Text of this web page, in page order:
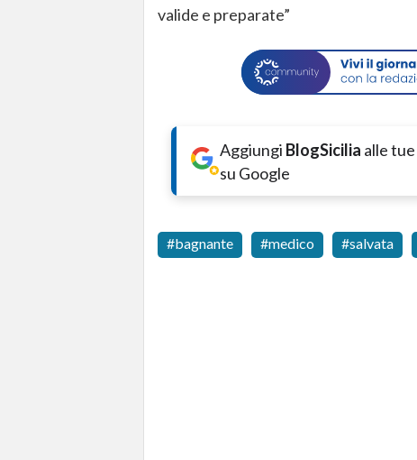
valide e preparate”
Aggiungi BlogSicilia alle tue
su Google
bagnante medico salvata